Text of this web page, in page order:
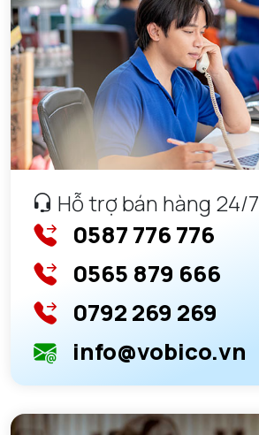
Hỗ trợ bán hàng 24/7
0587 776 776
0565 879 666
0792 269 269
info@vobico.vn